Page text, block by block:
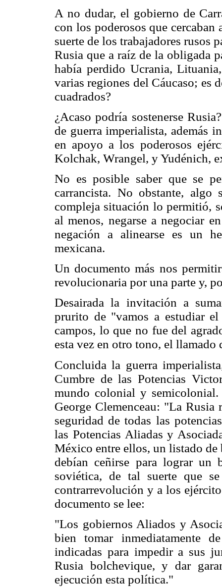
A no dudar, el gobierno de
con los poderosos que cercaban
suerte de los trabajadores rusos
Rusia que a raíz de la obligada
había perdido Ucrania,
varias regiones del Cáucaso; es
cuadrados?
¿Acaso podría sostenerse
de guerra imperialista, además
en apoyo a los poderosos
Kolchak, Wrangel, y Yudénich,
No es posible saber que se
carrancista. No obstante,
compleja situación lo permitió,
al menos, negarse a negociar
negación a alinearse es un
mexicana.
Un documento más nos
revolucionaria por una parte y,
Desairada la invitación a
prurito de "vamos a estudiar
campos, lo que no fue del
esta vez en otro tono, el
Concluida la guerra
Cumbre de las Potencias
mundo colonial y
George Clemenceau: "La
seguridad de todas las
las Potencias Aliadas y
México entre ellos, un listado de
debían ceñirse para lograr
soviética, de tal suerte que
contrarrevolución y a los
documento se lee:
"Los gobiernos Aliados y
bien tomar inmediatamente
indicadas para impedir a sus
Rusia bolchevique, y dar
ejecución esta política."